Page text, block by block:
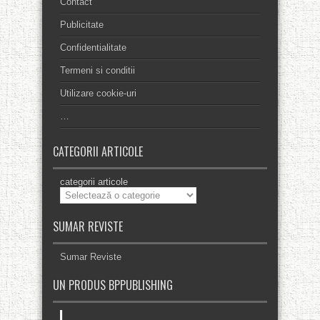
Publicitate
Confidentialitate
Termeni si conditii
Utilizare cookie-uri
…
CATEGORII ARTICOLE
categorii articole
SUMAR REVISTE
Sumar Reviste
UN PRODUS BPPUBLISHING